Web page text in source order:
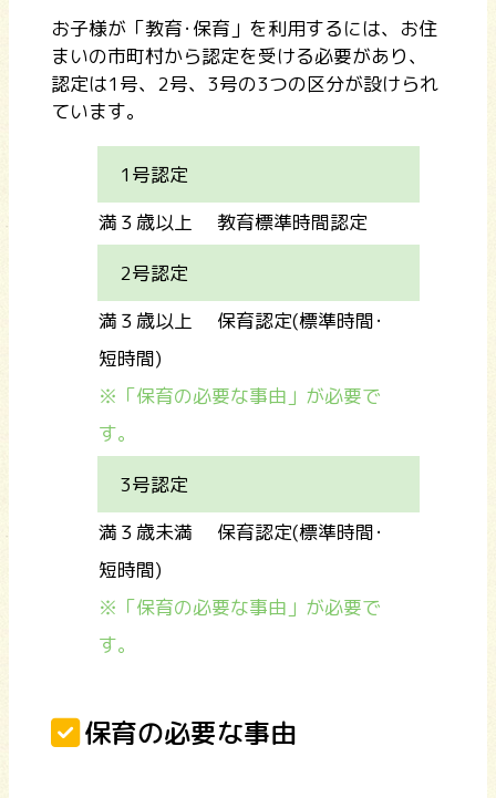
お子様が「教育･保育」を利用するには、お住
まいの市町村から認定を受ける必要があり、
認定は1号、2号、3号の3つの区分が設けられ
ています。
1号認定
満３歳以上 教育標準時間認定
2号認定
満３歳以上 保育認定(標準時間･
短時間)
※「保育の必要な事由」が必要で
す。
3号認定
満３歳未満 保育認定(標準時間･
短時間)
※「保育の必要な事由」が必要で
す。
保育の必要な事由